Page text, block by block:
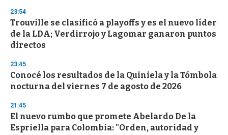
d
s
o
f
3
s
e
c
o
d
s
23:54
Trouville se clasificó a playoffs y es el nuevo líder
de la LDA; Verdirrojo y Lagomar ganaron puntos
directos
23:45
Conocé los resultados de la Quiniela y la Tómbola
nocturna del viernes 7 de agosto de 2026
21:45
El nuevo rumbo que promete Abelardo De la
Espriella para Colombia: "Orden, autoridad y